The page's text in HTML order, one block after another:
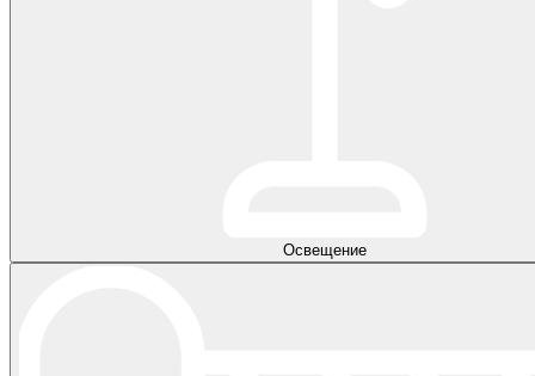
Освещение